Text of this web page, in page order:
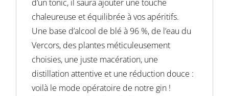
d’un tonic, il saura ajouter une touche
chaleureuse et équilibrée à vos apéritifs.
Une base d’alcool de blé à 96 %, de l’eau du
Vercors, des plantes méticuleusement
choisies, une juste macération, une
distillation attentive et une réduction douce :
voilà le mode opératoire de notre gin !